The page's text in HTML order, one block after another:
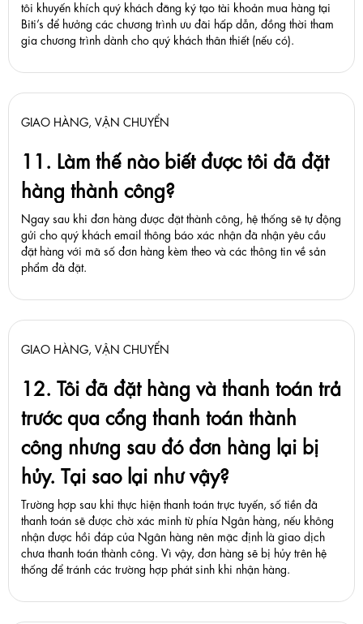
tôi khuyến khích quý khách đăng ký tạo tài khoản mua hàng tại
Biti’s để hưởng các chương trình ưu đãi hấp dẫn, đồng thời tham
gia chương trình dành cho quý khách thân thiết (nếu có).
GIAO HÀNG, VẬN CHUYỂN
11. Làm thế nào biết được tôi đã đặt
hàng thành công?
Ngay sau khi đơn hàng được đặt thành công, hệ thống sẽ tự động
gửi cho quý khách email thông báo xác nhận đã nhận yêu cầu
đặt hàng với mã số đơn hàng kèm theo và các thông tin về sản
phẩm đã đặt.
GIAO HÀNG, VẬN CHUYỂN
12. Tôi đã đặt hàng và thanh toán trả
trước qua cổng thanh toán thành
công nhưng sau đó đơn hàng lại bị
hủy. Tại sao lại như vậy?
Trường hợp sau khi thực hiện thanh toán trực tuyến, số tiền đã
thanh toán sẽ được chờ xác minh từ phía Ngân hàng, nếu không
nhận được hồi đáp của Ngân hàng nên mặc định là giao dịch
chưa thanh toán thành công. Vì vậy, đơn hàng sẽ bị hủy trên hệ
thống để tránh các trường hợp phát sinh khi nhận hàng.